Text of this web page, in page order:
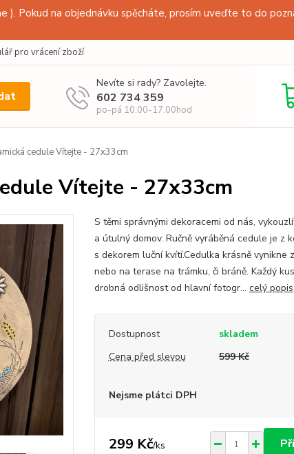
Pokud na objednávku spěcháte, prosím uveďte to do
pro vrácení zboží
Nevíte si rady? Zavolejte.
602 734 359
po-pá 10.00-17.00hod
cedule Vítejte - 27x33cm
Vítejte - 27x33cm
S těmi správnými dekoracemi od nás,
a útulný domov. Ručně vyráběná cedule je z
s dekorem luční kvítí.Cedulka krásně vynikne
nebo na terase na trámku, či bráně. Každý
drobná odlišnost od hlavní fotogr... celý popis
Dostupnost
skladem
Cena před slevou
599 Kč
Nejsme plátci DPH
299 Kč/ks